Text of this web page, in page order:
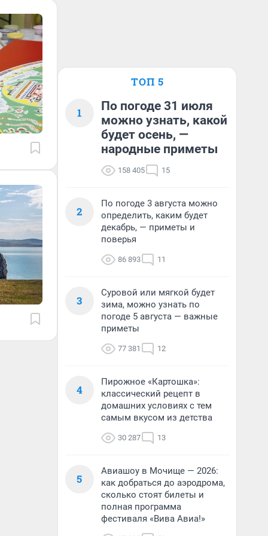
ТОП 5
1
По погоде 31 июля
можно узнать, какой
будет осень, —
народные приметы
158 405 15
2
По погоде 3 августа можно
определить, каким будет
декабрь, — приметы и
поверья
86 893 11
3
Суровой или мягкой будет
зима, можно узнать по
погоде 5 августа — важные
приметы
77 381 12
4
Пирожное «Картошка»:
классический рецепт в
домашних условиях с тем
самым вкусом из детства
30 287 13
5
Авиашоу в Мочище — 2026:
как добраться до аэродрома,
сколько стоят билеты и
полная программа
фестиваля «Вива Авиа!»